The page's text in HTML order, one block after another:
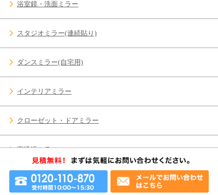
浴室鏡・洗面ミラー
スタジオミラー(連続貼り)
ダンスミラー(自宅用)
インテリアミラー
クローゼット・ドアミラー
高透過ミラー
ガラス修理 施工事例